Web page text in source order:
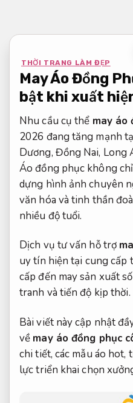
nội
THỜI TRANG LÀM ĐẸP
May Áo Đồng
bật khi xuất
Nhu cầu cụ thể may áo
2026 đang tăng mạnh
Dương, Đồng Nai, Long
Áo đồng phục không
dựng hình ảnh chuyên
văn hóa và tinh thần
nhiều độ tuổi.
Dịch vụ tư vấn hỗ trợ
uy tín hiện tại cung cấp
cấp đến may sản xuất
tranh và tiến độ kịp thời.
Bài viết này cập nhật
về may áo đồng phục
chi tiết, các mẫu áo
lực triển khai chọn